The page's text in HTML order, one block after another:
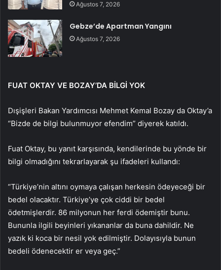
Ağustos 7, 2026
Gebze’de Apartman Yangını
Ağustos 7, 2026
FUAT OKTAY VE BOZAY’DA BİLGİ YOK
Dışişleri Bakan Yardımcısı Mehmet Kemal Bozay da Oktay’a
“Bizde de bilgi bulunmuyor efendim” diyerek katıldı.
Fuat Oktay, bu yanıt karşısında, kendilerinde bu yönde bir
bilgi olmadığını tekrarlayarak şu ifadeleri kullandı:
“Türkiye’nin altını oymaya çalışan herkesin ödeyeceği bir
bedel olacaktır. Türkiye’ye çok ciddi bir bedel
ödetmişlerdir. 86 milyonun her ferdi ödemiştir bunu.
Bununla ilgili beyinleri yıkananlar da buna dahildir. Ne
yazık ki koca bir nesil yok edilmiştir. Dolayısıyla bunun
bedeli ödenecektir er veya geç.”